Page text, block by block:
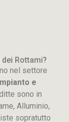
Rottami?
nel settore
e
sono in
Alluminio,
sopratutto